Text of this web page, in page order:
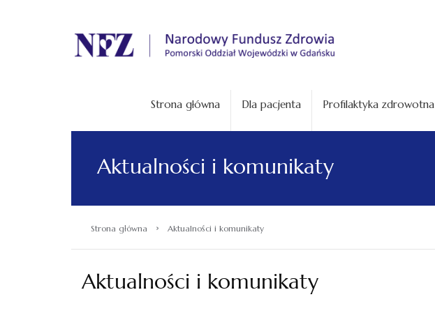
.
Strona główna Dla pacjenta Profilaktyka zdrowotna
Aktualności i komunikaty
Strona główna › Aktualności i komunikaty
Aktualności i komunikaty